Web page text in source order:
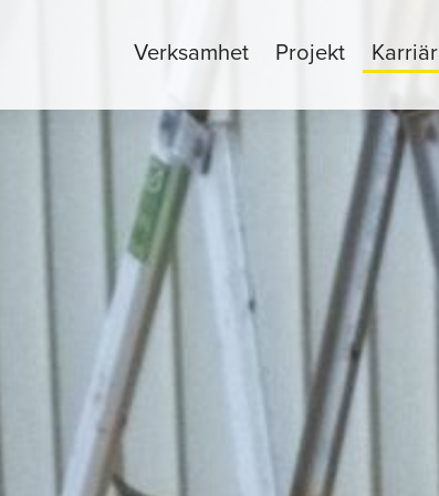
Verksamhet Projekt Karriär